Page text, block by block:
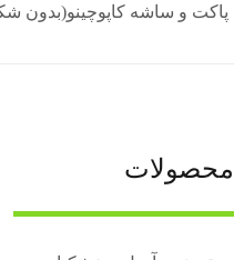
پاکت و ساشه کاپوچینو(بدون
محصولات